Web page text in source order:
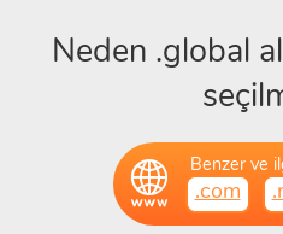
Neden .global
Benzer ve
.com